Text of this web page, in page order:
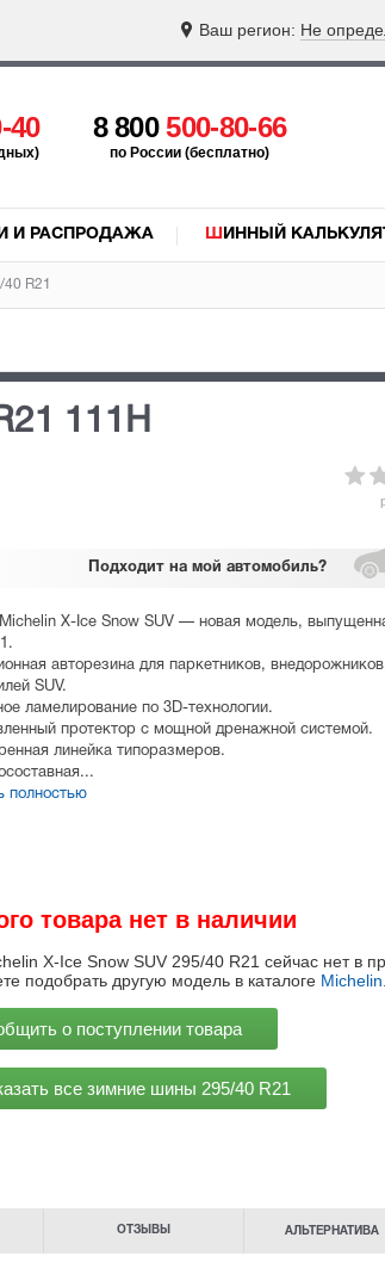
Ваш регион: Не
40 8 800500-80-66
по России (бесплатно)
И РАСПРОДАЖА ШИННЫЙ
R21
111H
Подходит на мой автомобиль?
X-Ice Snow SUV — новая модель,
авторезина для паркетников,
SUV.
ламелирование по 3D-технологии.
протектор с мощной дренажной системой.
линейка типоразмеров.
полностью
товара нет в наличии
X-Ice Snow SUV 295/40 R21 сейчас нет в
подобрать другую модель в каталоге Michelin
о поступлении товара
все зимние шины 295/40 R21
ОТЗЫВЫ АЛЬТЕРНАТИВА